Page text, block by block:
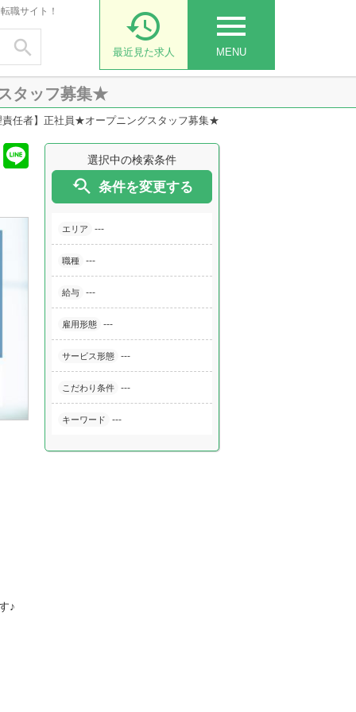
職サイト！

menu
MENU

最近見た求人
タッフ募集★
責任者】正社員★オープニングスタッフ募集★
選択中の検索条件
 条件を変更する
エリア ---
職種 ---
給与 ---
雇用形態 ---
サービス形態 ---
こだわり条件 ---
キーワード ---
♪